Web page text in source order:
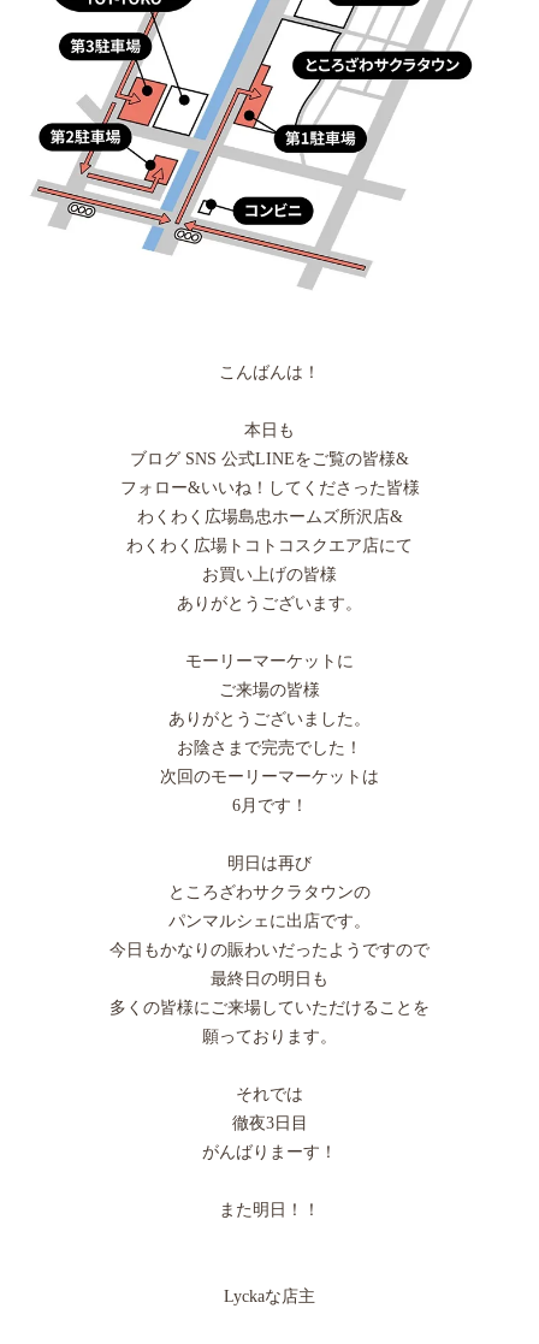
こんばんは！
本日も
ブログ SNS 公式LINEをご覧の皆様&
フォロー&いいね！してくださった皆様
わくわく広場島忠ホームズ所沢店&
わくわく広場トコトコスクエア店にて
お買い上げの皆様
ありがとうございます。
モーリーマーケットに
ご来場の皆様
ありがとうございました。
お陰さまで完売でした！
次回のモーリーマーケットは
6月です！
明日は再び
ところざわサクラタウンの
パンマルシェに出店です。
今日もかなりの賑わいだったようですので
最終日の明日も
多くの皆様にご来場していただけることを
願っております。
それでは
徹夜3日目
がんばりまーす！
また明日！！
Lyckaな店主